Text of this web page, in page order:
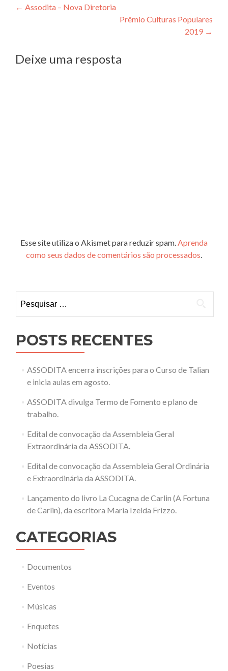
Navegação
← Assodita – Nova Diretoria
Prêmio Culturas Populares
2019 →
Deixe uma resposta
Esse site utiliza o Akismet para reduzir spam.Aprenda
como seus dados de comentários são processados.
por:
POSTS RECENTES
ASSODITA encerra inscrições para o Curso de Talian
e inicia aulas em agosto.
ASSODITA divulga Termo de Fomento e plano de
trabalho.
Edital de convocação da Assembleia Geral
Extraordinária da ASSODITA.
Edital de convocação da Assembleia Geral Ordinária
e Extraordinária da ASSODITA.
Lançamento do livro La Cucagna de Carlin (A Fortuna
de Carlin), da escritora Maria Izelda Frizzo.
CATEGORIAS
Documentos
Eventos
Músicas
Enquetes
Notícias
Poesias